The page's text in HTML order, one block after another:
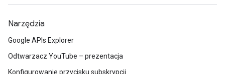
Narzędzia
Google APIs Explorer
Odtwarzacz YouTube – prezentacja
Konfigurowanie przycisku subskrypcji